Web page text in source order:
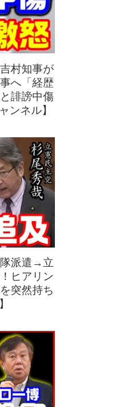
村知事が
へ「経歴
誹謗中傷
ンネル】
隊派遣→立
ヒアリン
突然持ち